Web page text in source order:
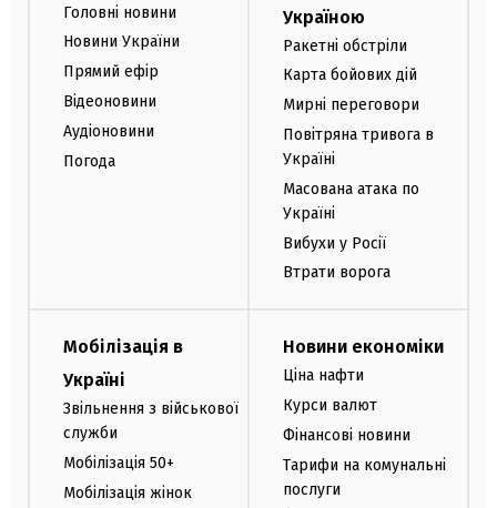
Головні новини
Новини України
Прямий ефір
Відеоновини
Аудіоновини
Погода
Україною
Ракетні обстріли
Карта бойових дій
Мирні переговори
Повітряна тривога в
Україні
Масована атака по
Україні
Вибухи у Росії
Втрати ворога
Мобілізація в
Україні
Звільнення з військової
служби
Мобілізація 50+
Мобілізація жінок
Новини економіки
Ціна нафти
Курси валют
Фінансові новини
Тарифи на комунальні
послуги